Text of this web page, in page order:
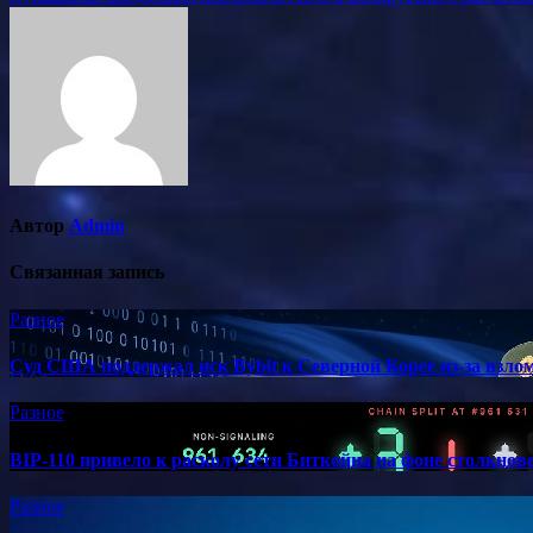
по
АвторAdmin
Связанная запись
Разное
Суд США поддержал иск Bybit к Северной Корее из-за
Разное
BIP-110 привело к расколу сети Биткойна на фоне
Разное